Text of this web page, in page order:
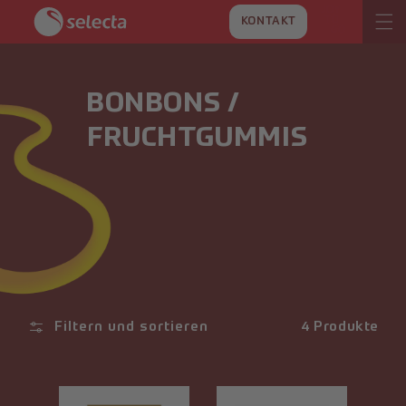
ZUM
INHALT
KONTAKT
BONBONS /
FRUCHTGUMMIS
Filtern und sortieren 4 Produkte